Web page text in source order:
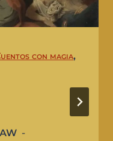
con magia,